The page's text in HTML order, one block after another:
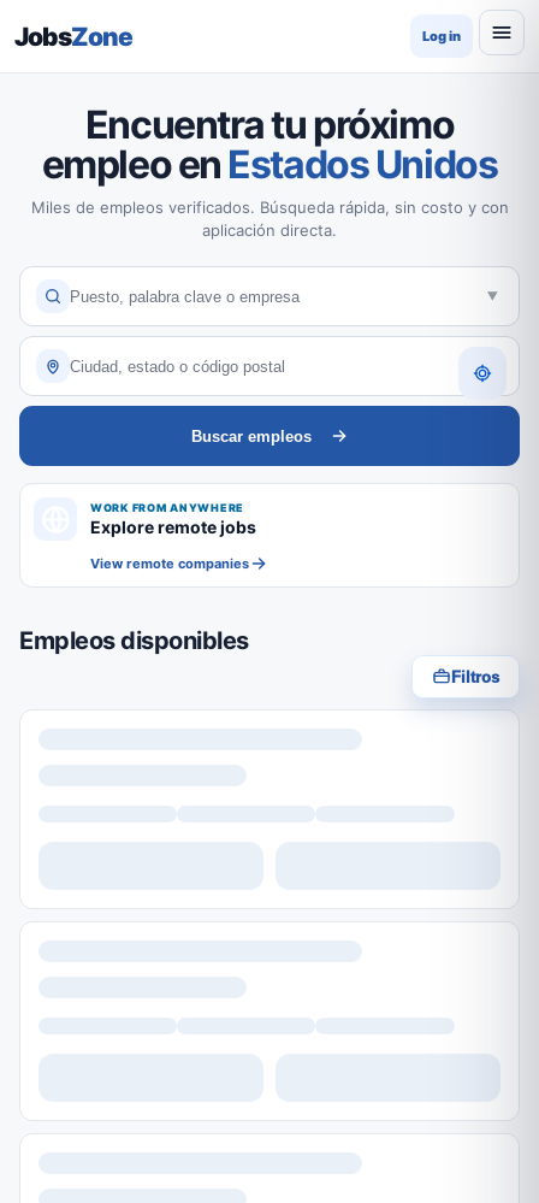
JobsZone Log in
Encuentra tu próximo
empleo en Estados Unidos
Miles de empleos verificados. Búsqueda rápida, sin costo y con
aplicación directa.
Buscar empleos
WORK FROM ANYWHERE
Explore remote jobs
View remote companies
Empleos disponibles
Filtros